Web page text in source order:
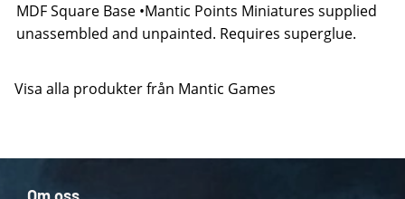
MDF Square Base •Mantic Points Miniatures supplied
unassembled and unpainted. Requires superglue.
Visa alla produkter från Mantic Games